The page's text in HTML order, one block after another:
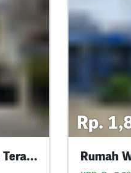
Rumah Sutorejo Bangunan Terawat Siap Huni
Rp.
Rumah